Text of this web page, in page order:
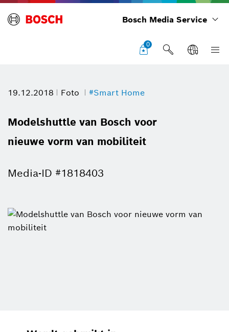
Bosch Media Service
0
19.12.2018 Foto #Smart Home
Modelshuttle van Bosch voor
nieuwe vorm van mobiliteit
Media-ID #1818403